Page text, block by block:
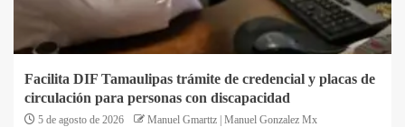
Facilita DIF Tamaulipas trámite de credencial y placas de
circulación para personas con discapacidad
5 de agosto de 2026 Manuel Gmarttz | Manuel Gonzalez Mx